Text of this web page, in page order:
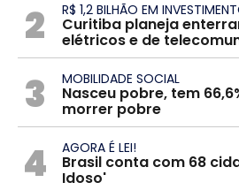
2 R$ 1,2 BILHÃO EM
Curitiba planeja
elétricos e de
3 MOBILIDADE SOCIAL
Nasceu pobre, tem
morrer pobre
4 AGORA É LEI!
Brasil conta com 68
Idoso'